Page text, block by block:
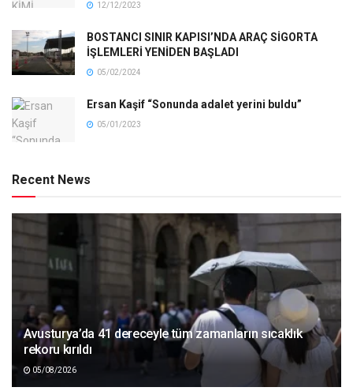
12/12/2023
BOSTANCI SINIR KAPISI’NDA ARAÇ SİGORTA
İŞLEMLERİ YENİDEN BAŞLADI
05/02/2024
Ersan Kaşif “Sonunda adalet yerini buldu”
05/01/2023
Recent News
Avusturya’da 41 dereceyle tüm zamanların sıcaklık
rekoru kırıldı
05/08/2026